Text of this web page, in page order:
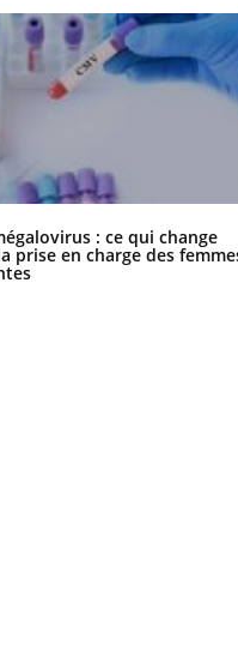
: ce qui change
prise en charge des